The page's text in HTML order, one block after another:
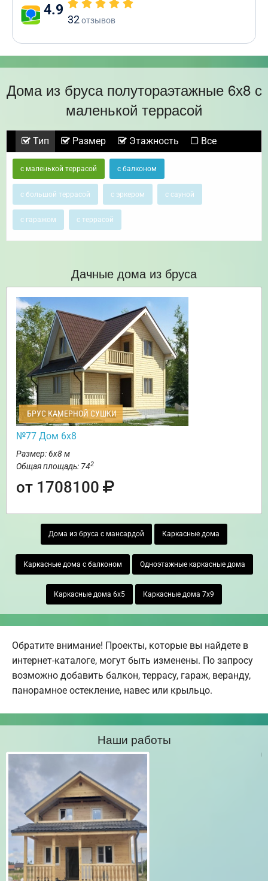
4.9
32отзывов
Дома из бруса полутораэтажные 6х8 с
маленькой террасой
Тип Размер Этажность Все
с маленькой террасой с балконом
с большой террасой с эркером с сауной
с гаражом с террасой
Дачные дома из бруса
БРУС КАМЕРНОЙ СУШКИ
№77 Дом 6х8
Размер: 6х8 м
Общая площадь: 742
от 1708100
Дома из бруса с мансардой Каркасные дома
Каркасные дома с балконом Одноэтажные каркасные дома
Каркасные дома 6х5 Каркасные дома 7х9
Обратите внимание! Проекты, которые вы найдете в
интернет-каталоге, могут быть изменены. По запросу
возможно добавить балкон, террасу, гараж, веранду,
панорамное остекление, навес или крыльцо.
Наши работы